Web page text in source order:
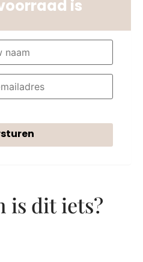
is
is dit iets?